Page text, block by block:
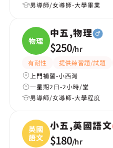
男導師/女導師-大學畢業
物理
中五,物理
$250/hr
有耐性 提供練習題/試題
上門補習-小西灣
一星期2日-2小時/堂
男導師/女導師-大學程度
英國
語文
小五,英國語文
$180/hr